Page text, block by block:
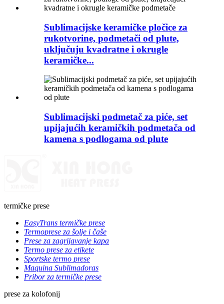
Sublimacijske keramičke pločice za
rukotvorine, podmetači od plute,
uključuju kvadratne i okrugle
keramičke...
Sublimacijski podmetač za piće, set
upijajućih keramičkih podmetača od
kamena s podlogama od plute
termičke prese
EasyTrans termičke prese
Termoprese za šolje i čaše
Prese za zagrijavanje kapa
Termo prese za etikete
Sportske termo prese
Maquina Sublimadoras
Pribor za termičke prese
prese za kolofonij